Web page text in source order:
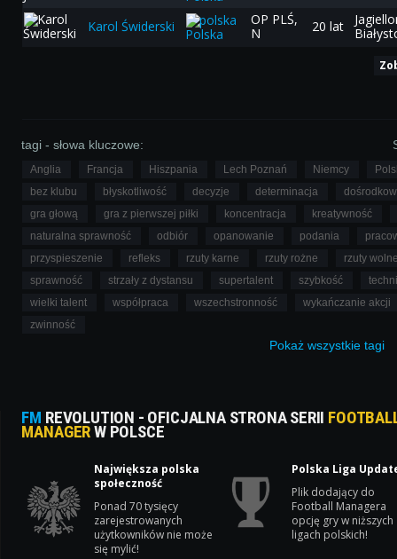
Karol Świderski
Polska
OP PLŚ,
N
20 lat
tagi - słowa kluczowe:
Anglia Francja Hiszpania Lech Poznań Niemcy
bez klubu
błyskotliwość decyzje determinacja
gra głową
gra z pierwszej piłki koncentracja
kreatywność
naturalna sprawność
odbiór opanowanie podania
przyspieszenie
refleks rzuty karne rzuty rożne
rzuty
sprawność
strzały z dystansu supertalent szybkość
wielki talent
współpraca wszechstronność
wykańczanie akcji
zwinność
Pokaż wszystkie tagi
FM REVOLUTION - OFICJALNA STRONA SERII
MANAGERW POLSCE
Największa polska
społeczność
Ponad 70 tysięcy
zarejestrowanych
użytkowników nie może
się mylić!
Polska Liga
Plik dodający do
Football Managera
opcję gry w niższych
ligach polskich!